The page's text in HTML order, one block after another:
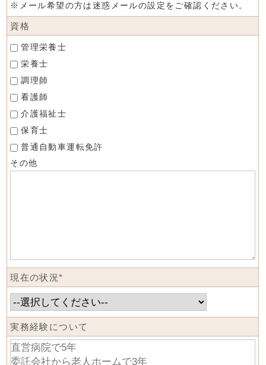
※メール希望の方は迷惑メールの設定をご確認ください。
資格
管理栄養士
栄養士
調理師
看護師
介護福祉士
保育士
普通自動車運転免許
その他
現在の状況*
実務経験について